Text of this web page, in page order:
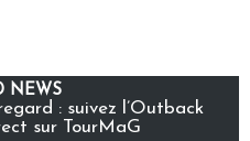
NEWS
: suivez l’Outback
sur TourMaG